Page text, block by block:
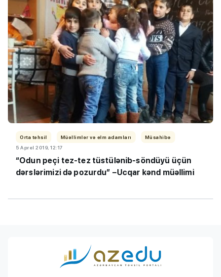
Orta təhsil Müəllimlər və elm adamları
Müsahibə
5 Aprel 2019, 12:17
“Odun peçi tez-tez tüstülənib-söndüyü üçün
dərslərimizi də pozurdu” –Ucqar kənd müəllimi